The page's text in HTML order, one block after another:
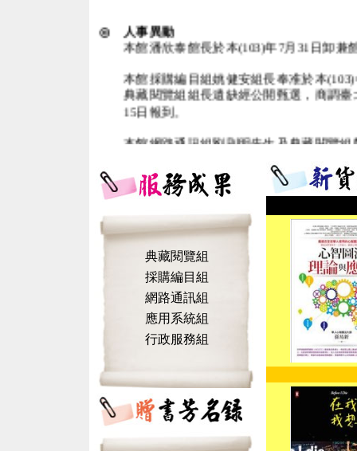
典藏閱覽組
採購編目組
網路通訊組
應用系統組
行政服務組